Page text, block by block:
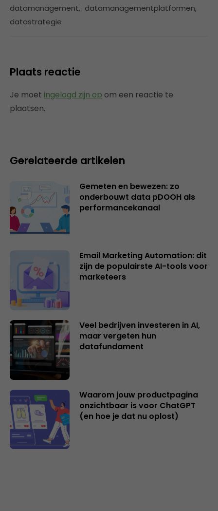
datamanagement, datamanagementplatformen,
datastrategie
Plaats reactie
Je moet ingelogd zijn op om een reactie te
plaatsen.
Gerelateerde artikelen
Gemeten en bewezen: zo
onderbouwt data pDOOH als
performancekanaal
Email Marketing Automation: dit
zijn de populairste AI-tools voor
marketeers
Veel bedrijven investeren in AI,
maar vergeten hun
datafundament
Waarom jouw productpagina
onzichtbaar is voor ChatGPT
(en hoe je dat nu oplost)